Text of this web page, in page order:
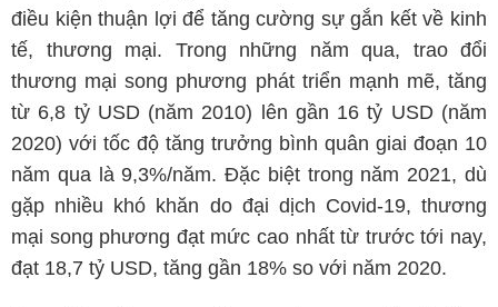
điều kiện thuận lợi để tăng cường sự gắn kết về kinh
tế, thương mại. Trong những năm qua, trao đổi
thương mại song phương phát triển mạnh mẽ, tăng
từ 6,8 tỷ USD (năm 2010) lên gần 16 tỷ USD (năm
2020) với tốc độ tăng trưởng bình quân giai đoạn 10
năm qua là 9,3%/năm. Đặc biệt trong năm 2021, dù
gặp nhiều khó khăn do đại dịch Covid-19, thương
mại song phương đạt mức cao nhất từ trước tới nay,
đạt 18,7 tỷ USD, tăng gần 18% so với năm 2020.